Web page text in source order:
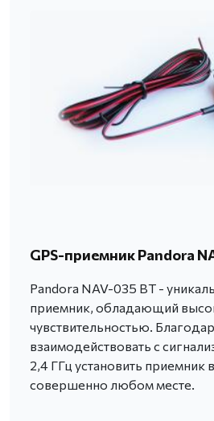
GPS-приемник Pandora
Pandora NAV-035 BT -
приемник, обладающий
чувствительностью.
взаимодействовать с
2,4 ГГц установить
совершенно любом месте.